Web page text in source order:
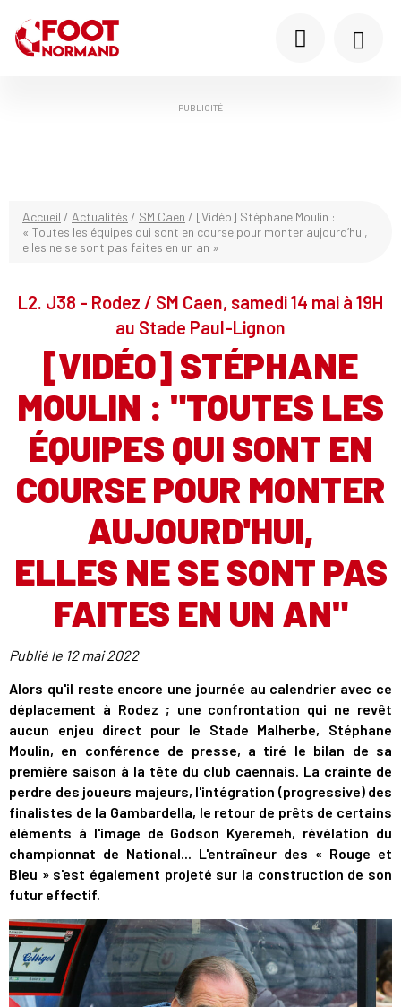
PUBLICITÉ
Accueil / Actualités / SM Caen / [Vidéo] Stéphane Moulin :
« Toutes les équipes qui sont en course pour monter aujourd’hui,
elles ne se sont pas faites en un an »
L2. J38 - Rodez / SM Caen, samedi 14 mai à 19H
au Stade Paul-Lignon
[VIDÉO] STÉPHANE
MOULIN : "TOUTES LES
ÉQUIPES QUI SONT EN
COURSE POUR MONTER
AUJOURD'HUI,
ELLES NE SE SONT PAS
FAITES EN UN AN"
Publié le 12 mai 2022
Alors qu'il reste encore une journée au calendrier avec ce
déplacement à Rodez ; une confrontation qui ne revêt
aucun enjeu direct pour le Stade Malherbe, Stéphane
Moulin, en conférence de presse, a tiré le bilan de sa
première saison à la tête du club caennais. La crainte de
perdre des joueurs majeurs, l'intégration (progressive) des
finalistes de la Gambardella, le retour de prêts de certains
éléments à l'image de Godson Kyeremeh, révélation du
championnat de National... L'entraîneur des « Rouge et
Bleu » s'est également projeté sur la construction de son
futur effectif.